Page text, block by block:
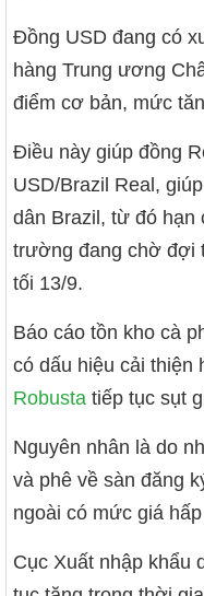
Đồng USD đang có
hàng Trung ương
điểm cơ bản, mức
Điều này giúp đồng
USD/Brazil Real,
dân Brazil, từ đó hạn
trường đang chờ đợi
tối 13/9.
Báo cáo tồn kho cà
có dấu hiệu cải thiện
Robusta tiếp tục sụt
Nguyên nhân là do
và phê về sàn đăng
ngoài có mức giá
Cục Xuất nhập khẩu